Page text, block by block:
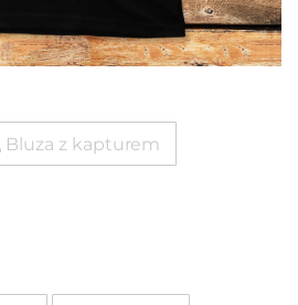
Bluza z kapturem